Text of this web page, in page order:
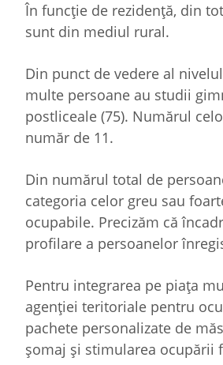
În funcţie de rezidenţă, din
sunt din mediul rural.
Din punct de vedere al
multe persoane au studii
postliceale (75). Numărul
număr de 11.
Din numărul total de
categoria celor greu sau
ocupabile. Precizăm că
profilare a persoanelor
Pentru integrarea pe piaţa
agenţiei teritoriale pentru
pachete personalizate de
şomaj şi stimularea ocupării